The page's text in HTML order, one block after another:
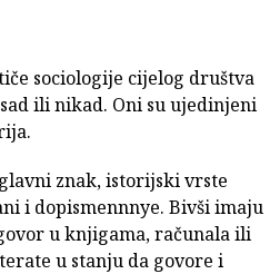
sociologije cijelog društva
ili nikad. Oni su ujedinjeni
znak, istorijski vrste
i dopismennnye. Bivši imaju
u knjigama, računala ili
u stanju da govore i